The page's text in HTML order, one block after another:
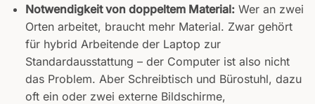
Notwendigkeit von doppeltem Material:Wer an zwei
Orten arbeitet, braucht mehr Material. Zwar gehört
für hybrid Arbeitende der Laptop zur
Standardausstattung – der Computer ist also nicht
das Problem. Aber Schreibtisch und Bürostuhl, dazu
oft ein oder zwei externe Bildschirme,